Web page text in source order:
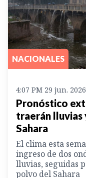
NACIONALES
4:07 PM 29 jun. 2026
Pronóstico
traerán lluvias
Sahara
El clima esta
ingreso de dos
lluvias, seguidas
polvo del Sahara